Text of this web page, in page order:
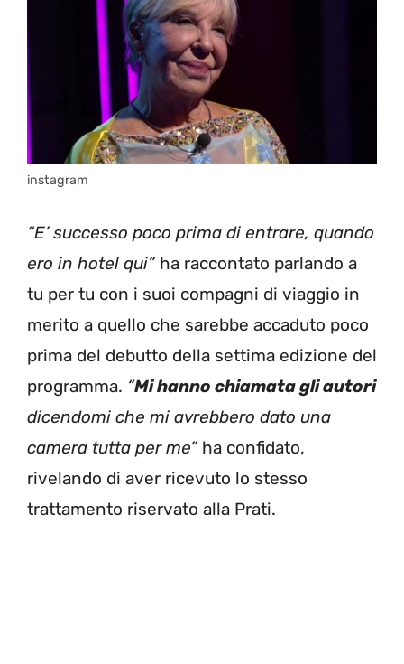
instagram
“E’ successo poco prima di entrare, quando
ero in hotel qui”ha raccontato parlando a
tu per tu con i suoi compagni di viaggio in
merito a quello che sarebbe accaduto poco
prima del debutto della settima edizione del
programma. “Mi hanno chiamata gli autori
dicendomi che mi avrebbero dato una
camera tutta per me”ha confidato,
rivelando di aver ricevuto lo stesso
trattamento riservato alla Prati.